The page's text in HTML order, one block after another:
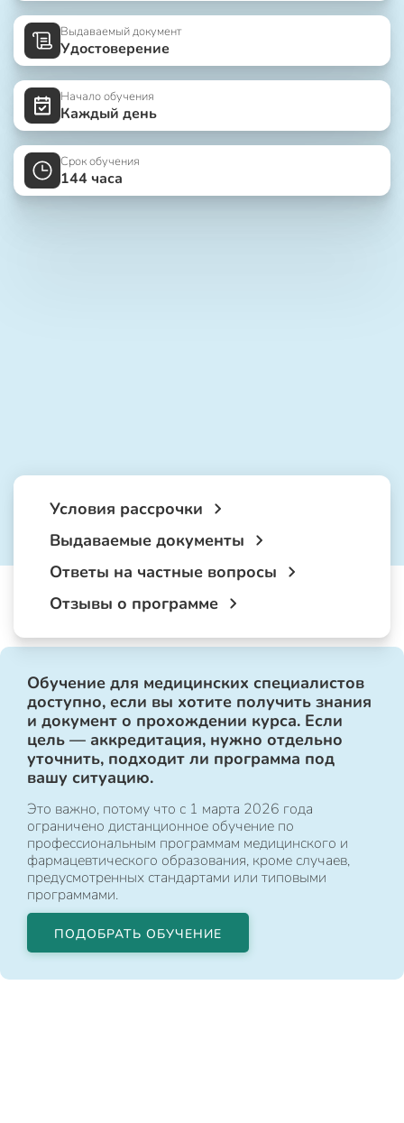
Выдаваемый документ
Удостоверение
Начало обучения
Каждый день
Срок обучения
144 часа
Условия рассрочки
Выдаваемые документы
Ответы на частные вопросы
Отзывы о программе
Обучение для медицинских специалистов
доступно, если вы хотите получить знания
и документ о прохождении курса. Если
цель — аккредитация, нужно отдельно
уточнить, подходит ли программа под
вашу ситуацию.
Это важно, потому что с 1 марта 2026 года
ограничено дистанционное обучение по
профессиональным программам медицинского и
фармацевтического образования, кроме случаев,
предусмотренных стандартами или типовыми
программами.
ПОДОБРАТЬ ОБУЧЕНИЕ